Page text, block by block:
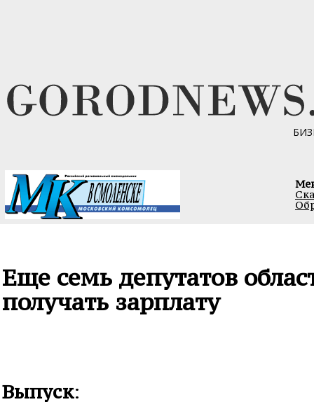
Еще семь депутатов
получать зарплату
Выпуск: